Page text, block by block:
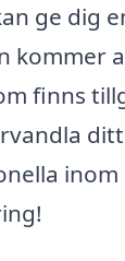
ge dig
kommer
finns
inom